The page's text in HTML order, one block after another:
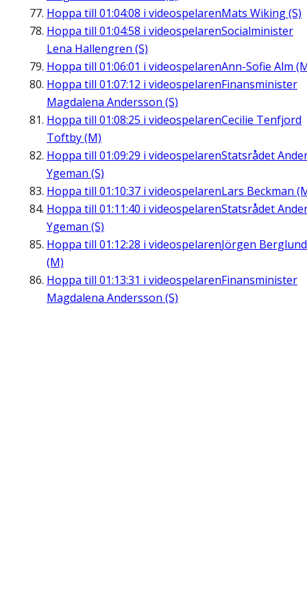
Hoppa till 01:04:08 i videospelarenMats Wiking (S)
Hoppa till 01:04:58 i videospelarenSocialminister
Lena Hallengren (S)
Hoppa till 01:06:01 i videospelarenAnn-Sofie Alm
Hoppa till 01:07:12 i videospelarenFinansminister
Magdalena Andersson (S)
Hoppa till 01:08:25 i videospelarenCecilie Tenfjord
Toftby (M)
Hoppa till 01:09:29 i videospelarenStatsrådet
Ygeman (S)
Hoppa till 01:10:37 i videospelarenLars Beckman
Hoppa till 01:11:40 i videospelarenStatsrådet
Ygeman (S)
Hoppa till 01:12:28 i videospelarenJörgen Berglund
(M)
Hoppa till 01:13:31 i videospelarenFinansminister
Magdalena Andersson (S)